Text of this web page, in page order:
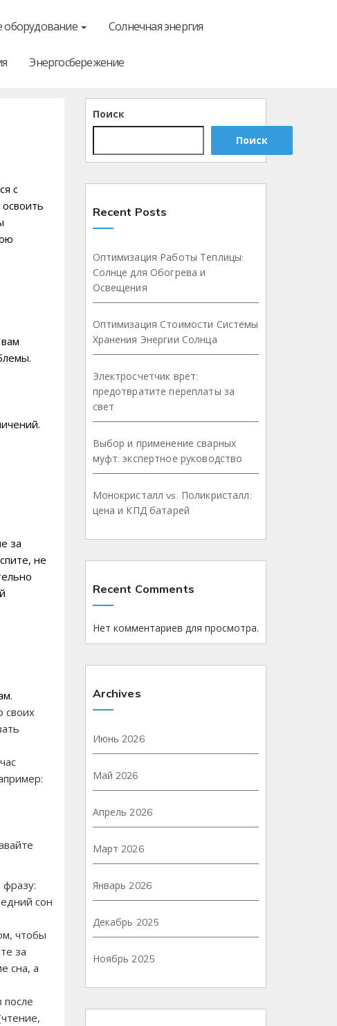
Солнечная энергия
Энергосбережение
с
за
не
своих
сон
чтобы
за
сна, а
после
Поиск
Поиск
Recent Posts
Оптимизация Работы Теплицы:
Солнце для Обогрева и
Освещения
Оптимизация Стоимости Системы
Хранения Энергии Солнца
Электросчетчик врет:
предотвратите переплаты за
свет
Выбор и применение сварных
муфт: экспертное руководство
Монокристалл vs. Поликристалл:
цена и КПД батарей
Recent Comments
Нет комментариев для просмотра.
Archives
Июнь 2026
Май 2026
Апрель 2026
Март 2026
Январь 2026
Декабрь 2025
Ноябрь 2025